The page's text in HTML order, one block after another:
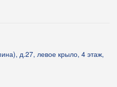
д.27, левое крыло, 4 этаж,